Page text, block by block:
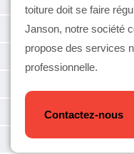
toiture doit se faire
Janson, notre société
propose des services
professionnelle.
Contactez-nous